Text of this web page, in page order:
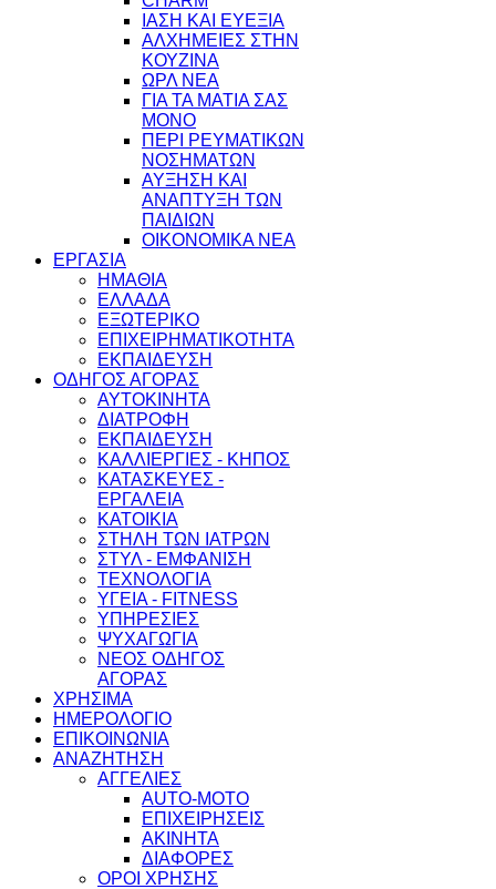
ΙΑΣΗ ΚΑΙ ΕΥΕΞΙΑ
ΑΛΧΗΜΕΙΕΣ ΣΤΗΝ
ΚΟΥΖΙΝΑ
ΩΡΛ ΝEA
ΓΙΑ ΤΑ ΜΑΤΙΑ ΣΑΣ
ΜΟΝΟ
ΠΕΡΙ ΡΕΥΜΑΤΙΚΩΝ
ΝΟΣΗΜΑΤΩΝ
ΑΥΞΗΣΗ ΚΑΙ
ΑΝΑΠΤΥΞΗ ΤΩΝ
ΠΑΙΔΙΩΝ
ΟΙΚΟΝΟΜΙΚΑ ΝΕΑ
ΕΡΓΑΣΙΑ
ΗΜΑΘΙΑ
ΕΛΛΑΔΑ
ΕΞΩΤΕΡΙΚΟ
ΕΠΙΧΕΙΡΗΜΑΤΙΚΟΤΗΤΑ
ΕΚΠΑΙΔΕΥΣΗ
ΟΔΗΓΟΣ ΑΓΟΡΑΣ
ΑΥΤΟΚΙΝΗΤΑ
ΔΙΑΤΡΟΦΗ
ΕΚΠΑΙΔΕΥΣΗ
ΚΑΛΛΙΕΡΓΙΕΣ - ΚΗΠΟΣ
ΚΑΤΑΣΚΕΥΕΣ -
ΕΡΓΑΛΕΙΑ
ΚΑΤΟΙΚΙΑ
ΣΤΗΛΗ ΤΩΝ ΙΑΤΡΩΝ
ΣΤΥΛ - ΕΜΦΑΝΙΣΗ
ΤΕΧΝΟΛΟΓΙΑ
ΥΓΕΙΑ - FITNESS
ΥΠΗΡΕΣΙΕΣ
ΨΥΧΑΓΩΓΙΑ
ΝΕΟΣ ΟΔΗΓΟΣ
ΑΓΟΡΑΣ
ΧΡΗΣΙΜΑ
ΗΜΕΡΟΛΟΓΙΟ
ΕΠΙΚΟΙΝΩΝΙΑ
ΑΝΑΖΗΤΗΣΗ
ΑΓΓΕΛΙΕΣ
AUTO-MOTO
ΕΠΙΧΕΙΡΗΣΕΙΣ
ΑΚΙΝΗΤΑ
ΔΙΑΦΟΡΕΣ
ΟΡΟΙ ΧΡΗΣΗΣ